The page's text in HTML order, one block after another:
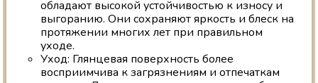
обладают высокой устойчивостью к износу и
выгоранию. Они сохраняют яркость и блеск на
протяжении многих лет при правильном
уходе.
Уход: Глянцевая поверхность более
восприимчива к загрязнениям и отпечаткам